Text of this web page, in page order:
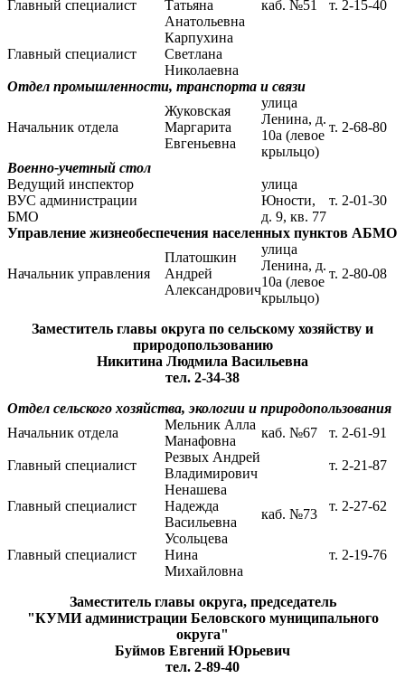
каб. №51 т. 2-15-40
Главный специалист
Татьяна
Анатольевна
Главный специалист
Карпухина
Светлана
Николаевна
Отдел промышленности, транспорта и связи
Начальник отдела
Жуковская
Маргарита
Евгеньевна
улица
Ленина, д.
10а (левое
крыльцо)
т. 2-68-80
Военно-учетный стол
Ведущий инспектор
ВУС администрации
БМО
улица
Юности,
д. 9, кв. 77
т. 2-01-30
Управление жизнеобеспечения населенных пунктов АБМО
Начальник управления
Платошкин
Андрей
Александрович
улица
Ленина, д.
10а (левое
крыльцо)
т. 2-80-08
Заместитель главы округа по сельскому хозяйству и
природопользованию
Никитина Людмила Васильевна
тел. 2-34-38
Отдел сельского хозяйства, экологии и природопользования
Начальник отдела
Мельник Алла
Манафовна
каб. №67 т. 2-61-91
Главный специалист
Резвых Андрей
Владимирович
каб. №73
т. 2-21-87
Главный специалист
Ненашева
Надежда
Васильевна
т. 2-27-62
Главный специалист
Усольцева
Нина
Михайловна
т. 2-19-76
Заместитель главы округа, председатель
"КУМИ администрации Беловского муниципального
округа"
Буймов Евгений Юрьевич
тел. 2-89-40